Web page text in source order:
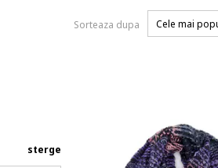
Sorteaza dupa Cele mai
sterge